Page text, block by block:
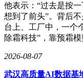
他表示：“过去是按
想到了前头”。背后
台上、工厂中，一个
除霜科技”，靠预霜
2026-08-07
武汉高质量AI数据基